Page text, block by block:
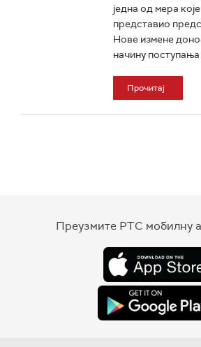
једна од мера које
представио
Нове измене
начину
Прочитај
Преузмите РТС мобилну